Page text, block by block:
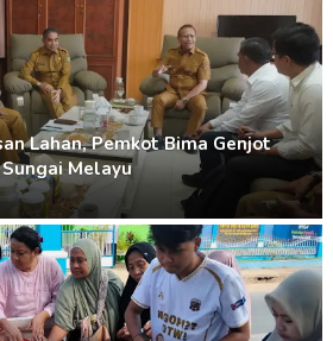
Lahan, Pemkot Bima Genjot
Melayu